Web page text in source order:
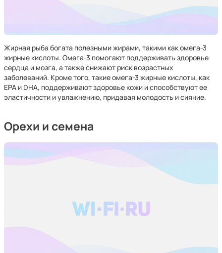
Жирная рыба богата полезными жирами, такими как омега-3
жирные кислоты. Омега-3 помогают поддерживать здоровье
сердца и мозга, а также снижают риск возрастных
заболеваний. Кроме того, такие омега-3 жирные кислоты, как
EPA и DHA, поддерживают здоровье кожи и способствуют ее
эластичности и увлажнению, придавая молодость и сияние.
Орехи и семена